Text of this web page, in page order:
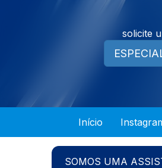
solicite
Início
SOMOS UMA